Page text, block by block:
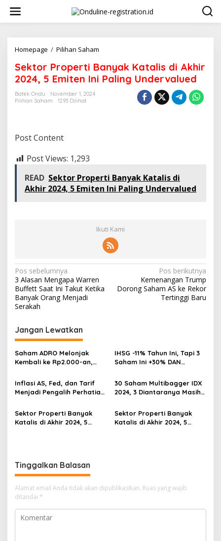
konten
Homepage / Pilihan Saham
Banyak
Katalis
di
Sektor Properti Banyak Katalis di Akhir
2024, 5 Emiten Ini Paling Undervalued
Batek Ondu
November 1, 2024
Pilihan Saham
1293 Dilihat
Post Content
Post Views: 1,293
READ Sektor Properti Banyak Katalis di
Akhir 2024, 5 Emiten Ini Paling Undervalued
Ikuti Kami
Navigasi
pos
Pos sebelumnya
3 Alasan Mengapa Warren
Buffett Saat Ini Takut Ketika
Banyak Orang Menjadi
Serakah
Pos berikutnya
Kemenangan Trump
Dorong Saham AS ke Rekor
Tertinggi Baru
Jangan Lewatkan
Saham ADRO Melonjak
Kembali ke Rp2.000-an,
Prospeknya
IHSG -11% Tahun Ini, Tapi 3
Saham Ini +30% DAN
Multibagger?
Inflasi AS, Fed, dan Tarif
Menjadi Pengalih Perhatian
Keuangan
30 Saham Multibagger IDX
2024, 3 Diantaranya Masih
Sektor Properti Banyak
Katalis di Akhir 2024, 5
Sektor Properti Banyak
Katalis di Akhir 2024, 5
Tinggalkan Balasan
Alamat email Anda tidak akan dipublikasikan. Ruas yang wajib
ditandai *